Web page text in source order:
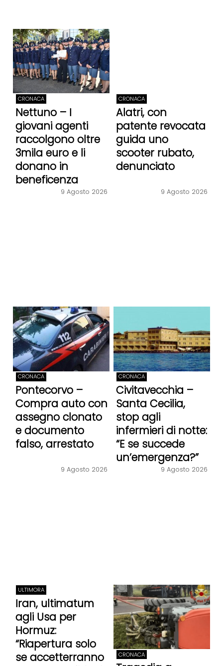
CRONACA
Nettuno – I
giovani agenti
raccolgono oltre
3mila euro e li
donano in
beneficenza
9 Agosto 2026
CRONACA
Alatri, con
patente revocata
guida uno
scooter rubato,
denunciato
9 Agosto 2026
CRONACA
Pontecorvo –
Compra auto con
assegno clonato
e documento
falso, arrestato
9 Agosto 2026
CRONACA
Civitavecchia –
Santa Cecilia,
stop agli
infermieri di notte:
“E se succede
un’emergenza?”
9 Agosto 2026
ULTIMORA
Iran, ultimatum
agli Usa per
Hormuz:
“Riapertura solo
se accetterranno
CRONACA